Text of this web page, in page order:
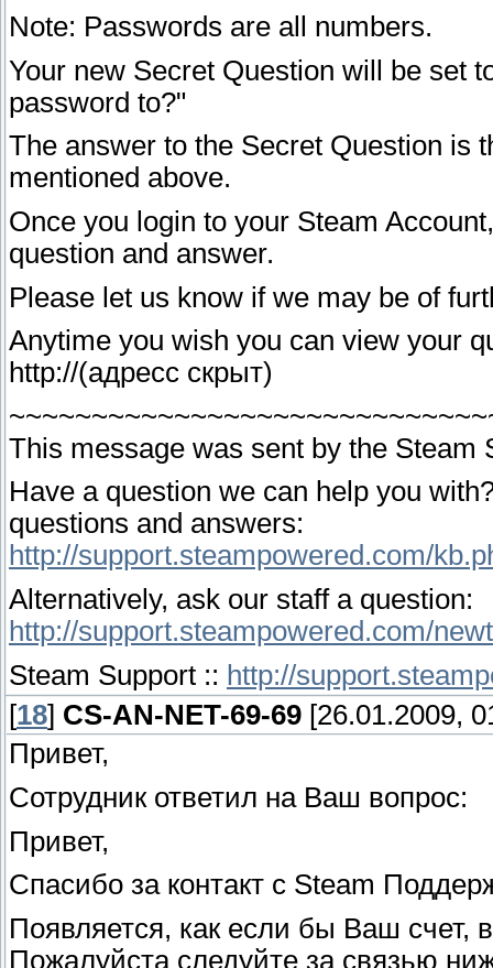
Note: Passwords are all numbers.
Your new Secret Question will be set
password to?"
The answer to the Secret Question is
mentioned above.
Once you login to your Steam
question and answer.
Please let us know if we may be of
Anytime you wish you can view your
http://(адресс скрыт)
This message was sent by the Steam
Have a question we can help you
questions and answers:
http://support.steampowered.com/
Alternatively, ask our staff a question:
http://support.steampowered.com/
Steam Support :: http://
[18] CS-AN-NET-69-69 [26.01.2009,
Привет,
Сотрудник ответил на Ваш вопрос:
Привет,
Спасибо за контакт с Steam
Появляется, как если бы Ваш счет,
Пожалуйста следуйте за связью